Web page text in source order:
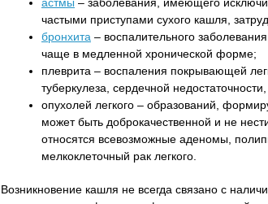
частыми приступами сухого кашля,
бронхита – воспалительного
чаще в медленной хронической форме;
плеврита – воспаления покрывающей
туберкулеза, сердечной
опухолей легкого – образований,
может быть доброкачественной и не
относятся всевозможные аденомы,
мелкоклеточный рак легкого.
Возникновение кашля не всегда связано с